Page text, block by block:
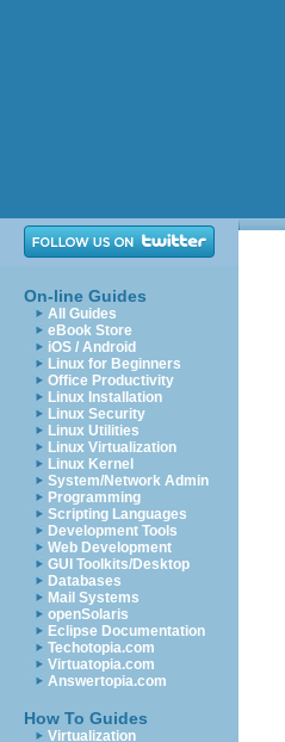
On-line Guides
All Guides
eBook Store
iOS / Android
Linux for Beginners
Office Productivity
Linux Installation
Linux Security
Linux Utilities
Linux Virtualization
Linux Kernel
System/Network Admin
Programming
Scripting Languages
Development Tools
Web Development
GUI Toolkits/Desktop
Databases
Mail Systems
openSolaris
Eclipse Documentation
Techotopia.com
Virtuatopia.com
Answertopia.com
How To Guides
Virtualization